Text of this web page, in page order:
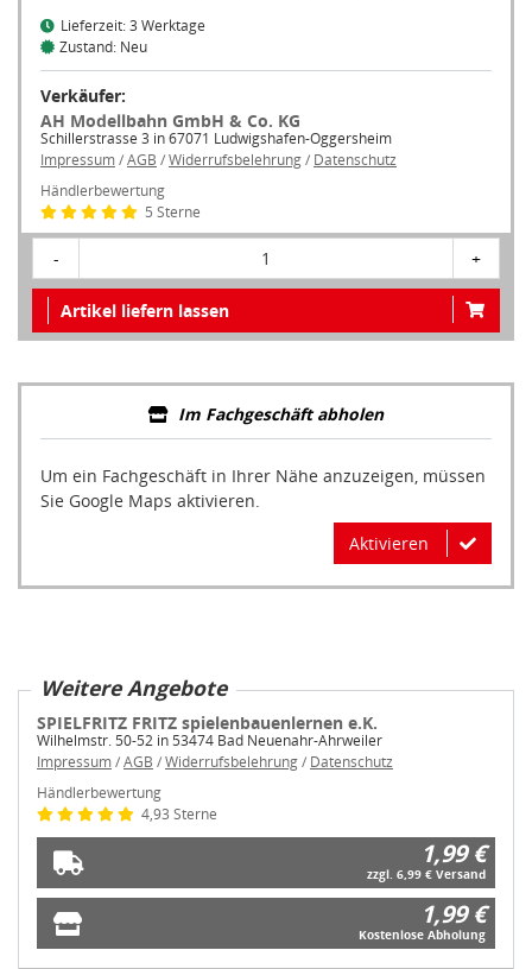
Lieferzeit: 3 Werktage
Zustand: Neu
Verkäufer:
AH Modellbahn GmbH & Co. KG
Schillerstrasse 3 in 67071 Ludwigshafen-Oggersheim
Impressum/AGB /Widerrufsbelehrung/ Datenschutz
Händlerbewertung
5 Sterne
- 1 +
Artikel liefern lassen
Im Fachgeschäft abholen
Um ein Fachgeschäft in Ihrer Nähe anzuzeigen, müssen
Sie Google Maps aktivieren.
Aktivieren
Weitere Angebote
SPIELFRITZ FRITZ spielenbauenlernen e.K.
Wilhelmstr. 50-52 in 53474 Bad Neuenahr-Ahrweiler
Impressum/AGB /Widerrufsbelehrung/ Datenschutz
Händlerbewertung
4,93 Sterne
1,99 €
zzgl. 6,99 € Versand
1,99 €
Kostenlose Abholung